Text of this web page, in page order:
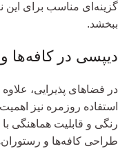
گزینه‌ای مناسب برای این
ببخشد.
دیپسی در کافه‌ها
در فضاهای پذیرایی،
استفاده روزمره نیز
رنگی و قابلیت هماهنگی
طراحی کافه‌ها و